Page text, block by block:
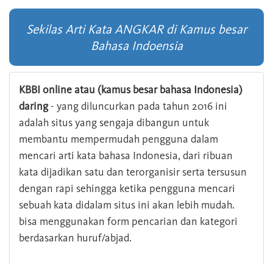
Sekilas Arti Kata ANGKAR di Kamus besar
Bahasa Indoensia
KBBI online atau (kamus besar bahasa Indonesia)
daring- yang diluncurkan pada tahun 2016 ini
adalah situs yang sengaja dibangun untuk
membantu mempermudah pengguna dalam
mencari arti kata bahasa Indonesia, dari ribuan
kata dijadikan satu dan terorganisir serta tersusun
dengan rapi sehingga ketika pengguna mencari
sebuah kata didalam situs ini akan lebih mudah.
bisa menggunakan form pencarian dan kategori
berdasarkan huruf/abjad.